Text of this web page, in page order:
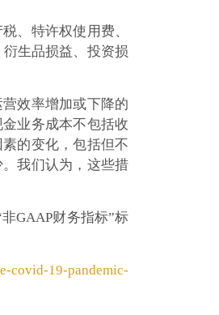
、特许权使用费、
生品损益、投资损
效率增加或下降的
业务成本不包括收
的变化，包括但不
我们认为，这些措
GAAP财务指标”标
covid-19-pandemic-